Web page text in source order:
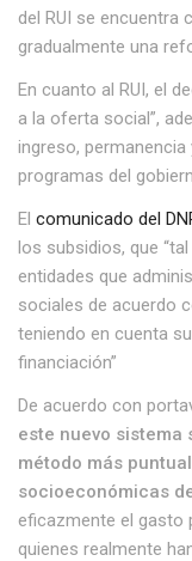
del RUI se encuentra
gradualmente una
En cuanto al RUI, el
a la oferta social”,
ingreso,
programas del
El comunicado del
los subsidios, que
entidades que
sociales de acuerdo
teniendo en cuenta
financiación”
De acuerdo con
este nuevo
método más
socioeconómicas
eficazmente el gasto
quienes realmente